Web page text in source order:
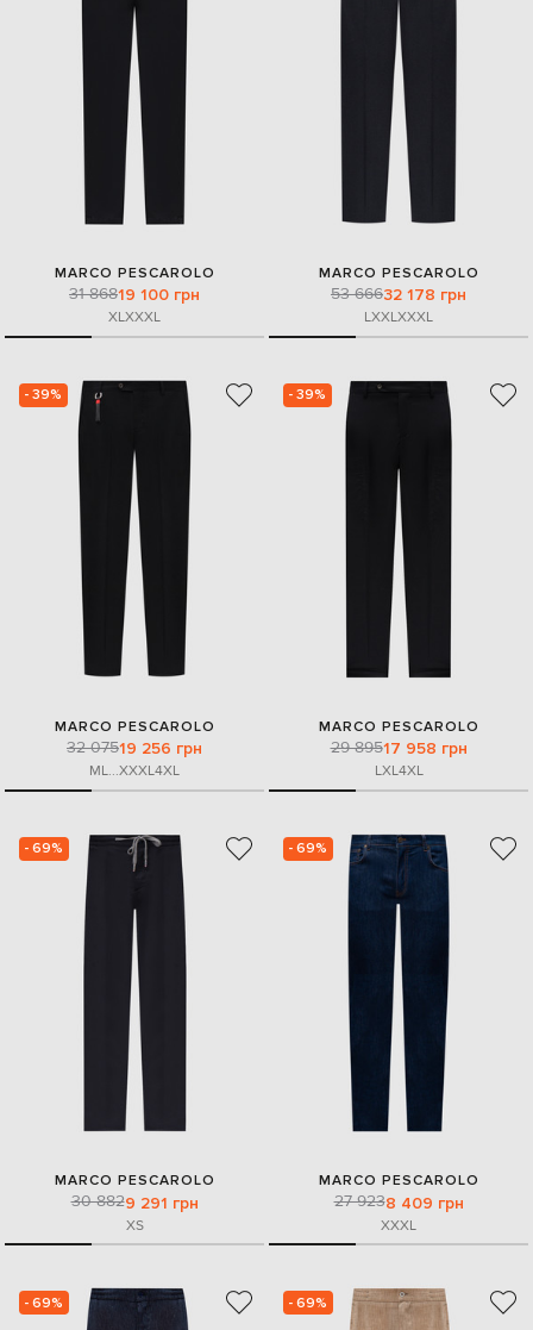
MARCO PESCAROLO
31 86819 100 грн
XLXXXL
MARCO PESCAROLO
53 66632 178 грн
LXXLXXXL
- 39%
MARCO PESCAROLO
32 07519 256 грн
ML...XXXL4XL
- 39%
MARCO PESCAROLO
29 89517 958 грн
LXL4XL
- 69%
MARCO PESCAROLO
30 8829 291 грн
XS
- 69%
MARCO PESCAROLO
27 9238 409 грн
XXXL
- 69% - 69%